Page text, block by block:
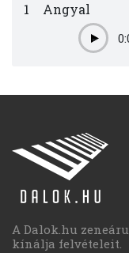
1 Angyal
Play
A Dalok.hu
kínálja felvételeit.